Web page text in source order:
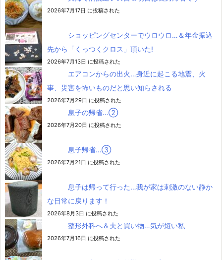
2026年7月17日 に投稿された
ショッピングセンターでウロウロ…＆年金振込
先から「くっつくクロス」頂いた!
2026年7月13日 に投稿された
エアコンからの出火…身近に起こる地震、火
事、災害を怖いものだと思い知らされる
2026年7月29日 に投稿された
息子の帰省…②
2026年7月20日 に投稿された
息子帰省…③
2026年7月21日 に投稿された
息子は帰って行った…我が家は刺激のない静か
な日常に戻ります！
2026年8月3日 に投稿された
整形外科へ＆夫と買い物…気が短い私
2026年7月16日 に投稿された